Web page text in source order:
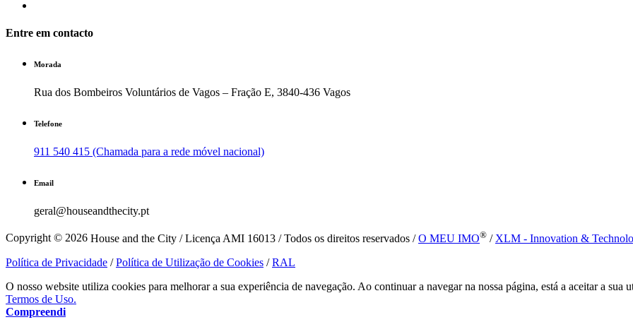
Entre em contacto
Morada
Rua dos Bombeiros Voluntários de Vagos – Fração E, 3840-436 Vagos
Telefone
911 540 415 (Chamada para a rede móvel nacional)
Email
geral@houseandthecity.pt
Copyright © 2026 House and the City / Licença AMI 16013 / Todos os direitos reservados /O MEU IMO® / XLM - Innovation &
Política de Privacidade /Política de Utilização de Cookies /RAL
O nosso website utiliza cookies para melhorar a sua experiência de navegação. Ao continuar a navegar na nossa página, está a aceitar a sua
Termos de Uso.
Compreendi